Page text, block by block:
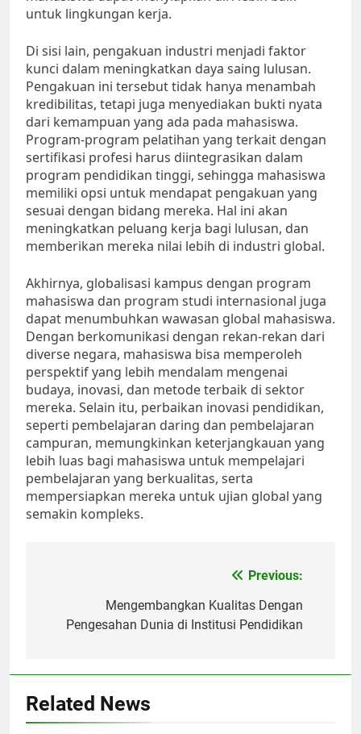
untuk lingkungan kerja.
Di sisi lain, pengakuan industri menjadi faktor
kunci dalam meningkatkan daya saing lulusan.
Pengakuan ini tersebut tidak hanya menambah
kredibilitas, tetapi juga menyediakan bukti nyata
dari kemampuan yang ada pada mahasiswa.
Program-program pelatihan yang terkait dengan
sertifikasi profesi harus diintegrasikan dalam
program pendidikan tinggi, sehingga mahasiswa
memiliki opsi untuk mendapat pengakuan yang
sesuai dengan bidang mereka. Hal ini akan
meningkatkan peluang kerja bagi lulusan, dan
memberikan mereka nilai lebih di industri global.
Akhirnya, globalisasi kampus dengan program
mahasiswa dan program studi internasional juga
dapat menumbuhkan wawasan global mahasiswa.
Dengan berkomunikasi dengan rekan-rekan dari
diverse negara, mahasiswa bisa memperoleh
perspektif yang lebih mendalam mengenai
budaya, inovasi, dan metode terbaik di sektor
mereka. Selain itu, perbaikan inovasi pendidikan,
seperti pembelajaran daring dan pembelajaran
campuran, memungkinkan keterjangkauan yang
lebih luas bagi mahasiswa untuk mempelajari
pembelajaran yang berkualitas, serta
mempersiapkan mereka untuk ujian global yang
semakin kompleks.
navigation
Previous:
Mengembangkan Kualitas Dengan
Pengesahan Dunia di Institusi Pendidikan
Related News